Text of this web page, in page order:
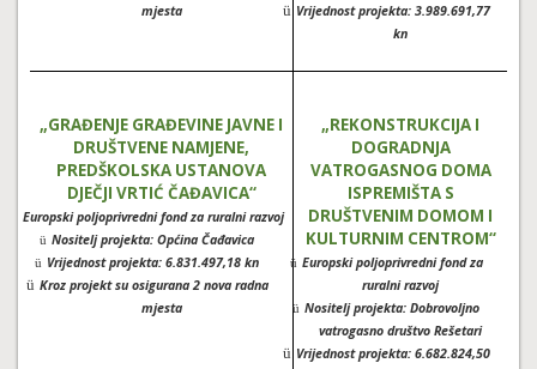
mjesta
ü Vrijednost projekta: 3.989.691,77
kn
„GRAĐENJE GRAĐEVINE JAVNE I
DRUŠTVENE NAMJENE,
PREDŠKOLSKA USTANOVA
DJEČJI VRTIĆ ČAĐAVICA“
Europski poljoprivredni fond za ruralni razvoj
ü Nositelj projekta: Općina Čađavica
ü Vrijednost projekta: 6.831.497,18 kn
ü Kroz projekt su osigurana 2 nova radna
mjesta
„REKONSTRUKCIJA I
DOGRADNJA
VATROGASNOG DOMA
ISPREMIŠTA S
DRUŠTVENIM DOMOM I
KULTURNIM CENTROM“
ü Europski poljoprivredni fond za
ruralni razvoj
ü Nositelj projekta: Dobrovoljno
vatrogasno društvo Rešetari
ü Vrijednost projekta: 6.682.824,50